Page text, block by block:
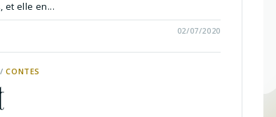
et elle en...
02/07/2020
/CONTES